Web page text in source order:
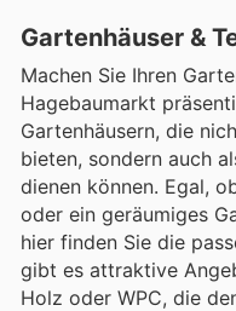
Gartenhäuser &
Machen Sie Ihren
Hagebaumarkt
Gartenhäusern, die
bieten, sondern auch
dienen können. Egal,
oder ein geräumiges
hier finden Sie die
gibt es attraktive
Holz oder WPC, die